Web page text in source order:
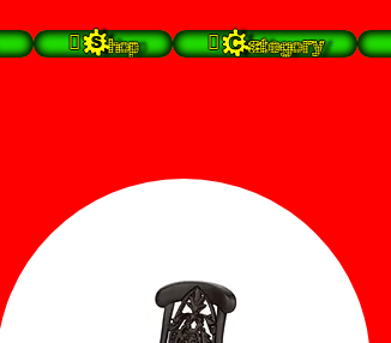
 Shop  Category